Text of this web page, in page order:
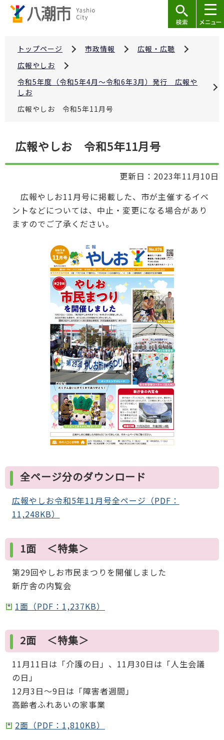
トップページ 市政情報
広報・広聴
広報やしお
令和5年度（令和5年4月～令和6年3月）発行 広報や
しお
広報やしお 令和5年11月号
こ
広報やしお 令和5年11月号
更新日：2023年11月10日
広報やしお11月号に掲載した、市が主催するイベ
ントなどについては、中止・変更になる場合があり
ますのでご了承ください。
全ページ分のダウンロード
広報やしお令和5年11月号全ページ（PDF：
11,248KB）
1面 ＜特集＞
第29回やしお市民まつりを開催しました
新庁舎の内覧会
1面（PDF：1,237KB）
2面 ＜特集＞
11月11日は「介護の日」、11月30日は「人生会議
の日」
12月3日～9日は「障害者週間」
高齢者ふれあいの家事業
2面（PDF：1,810KB）